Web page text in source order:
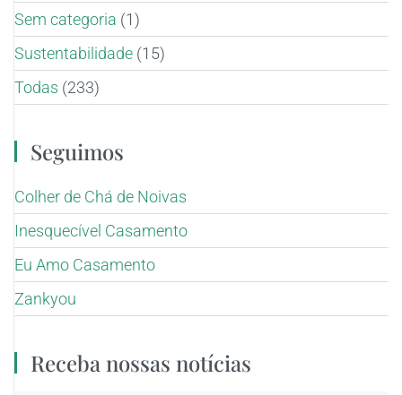
Sem categoria (1)
Sustentabilidade (15)
Todas (233)
Seguimos
Colher de Chá de Noivas
Inesquecível Casamento
Eu Amo Casamento
Zankyou
Receba nossas notícias